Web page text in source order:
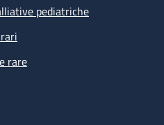
pediatriche
rare